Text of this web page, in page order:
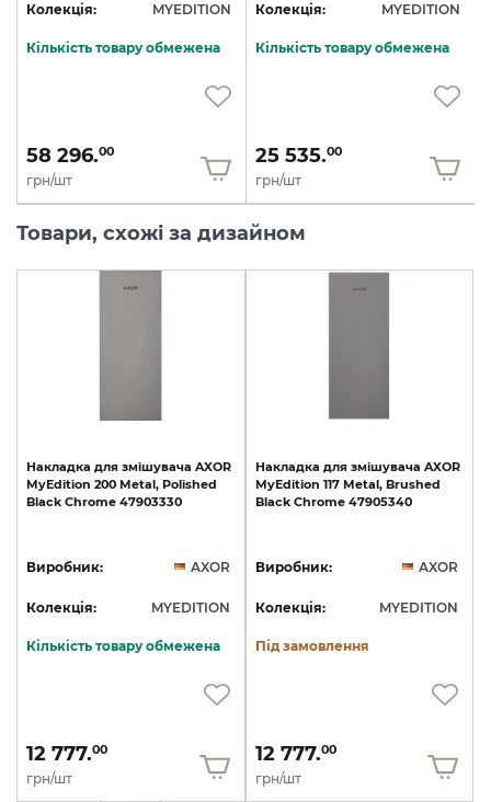
Колекція: MYEDITION
Кількість товару обмежена
58 296.00
грн/шт
Колекція: MYEDITION
Кількість товару обмежена
25 535.00
грн/шт
Товари, схожі за дизайном
Накладка для змішувача AXOR
MyEdition 200 Metal, Polished
Black Chrome 47903330
Виробник: AXOR
Колекція: MYEDITION
Кількість товару обмежена
12 777.00
грн/шт
Накладка для змішувача AXOR
MyEdition 117 Metal, Brushed
Black Chrome 47905340
Виробник: AXOR
Колекція: MYEDITION
Під замовлення
12 777.00
грн/шт